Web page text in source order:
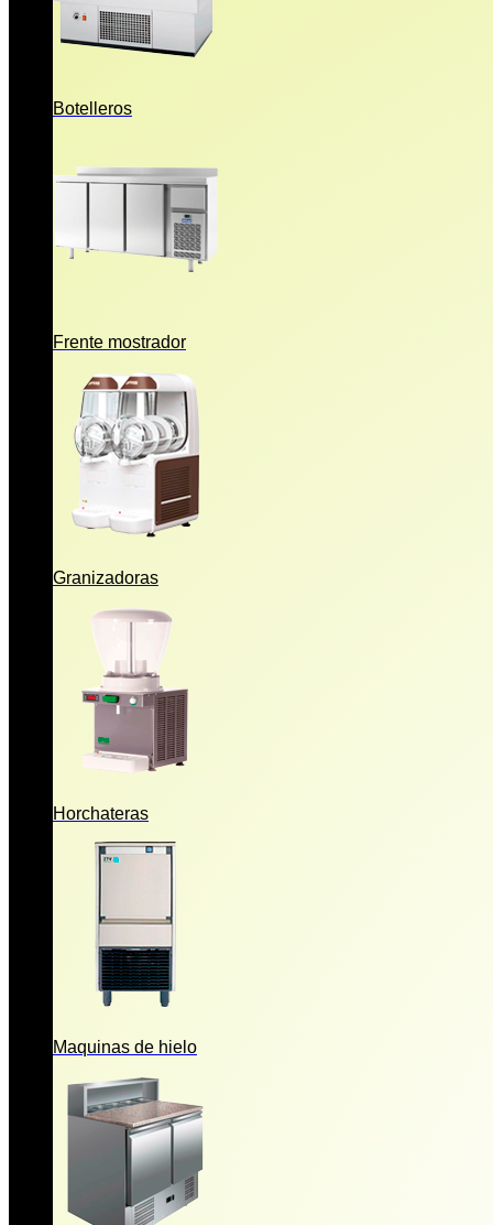
Botelleros
Frente mostrador
Granizadoras
Horchateras
Maquinas de hielo